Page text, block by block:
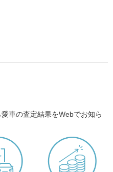
車の査定結果をWebでお知ら